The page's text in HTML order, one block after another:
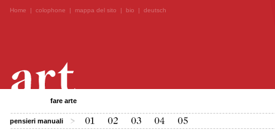
Home | colophone | mappa del sito | bio | deutsch
fare arte
pensieri manuali